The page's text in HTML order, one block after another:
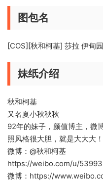
图包名
[COS][秋和柯基] 莎拉 伊甸
妹纸介绍
秋和柯基
又名夏小秋秋秋
92年的妹子，颜值博主，微
照风格很大胆，就是大大大！
微博：@秋和柯基
https://weibo.com/u/
微博：https://